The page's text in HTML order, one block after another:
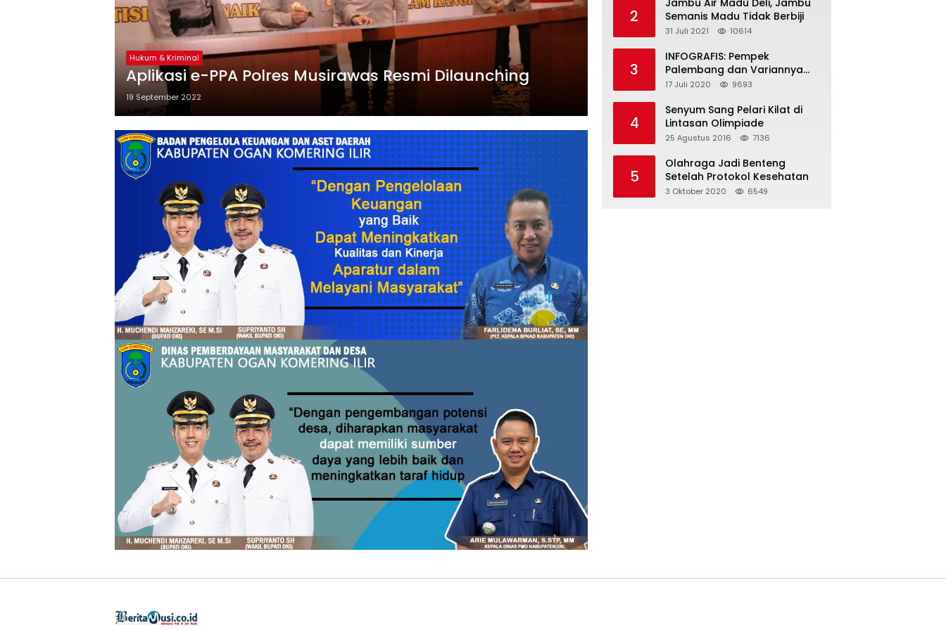
Hukum & Kriminal
Aplikasi e-PPA Polres Musirawas Resmi Dilaunching
19 September 2022
2
Jambu Air Madu Deli, Jambu
Semanis Madu Tidak Berbiji
31 Juli 2021 10614
3
INFOGRAFIS: Pempek
Palembang dan Variannya
yang Melegenda
17 Juli 2020 9693
4
Senyum Sang Pelari Kilat di
Lintasan Olimpiade
25 Agustus 2016 7136
5
Olahraga Jadi Benteng
Setelah Protokol Kesehatan
3 Oktober 2020 6549